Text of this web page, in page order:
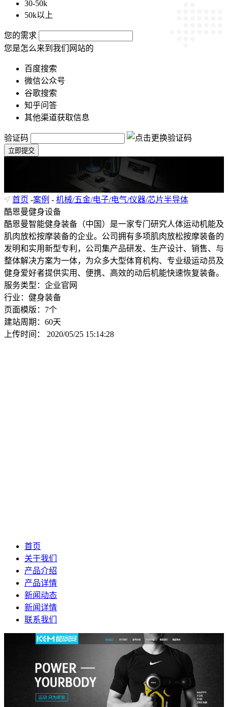
30-50k
50k以上
您的需求
您是怎么来到我们网站的
百度搜索
微信公众号
谷歌搜索
知乎问答
其他渠道获取信息
验证码
立即提交
首页 -案例 - 机械/五金/电子/电气/仪器/芯片半导体
酷恩曼健身设备
酷恩曼智能健身装备（中国）是一家专门研究人体运动机能及
肌肉放松按摩装备的企业。公司拥有多项肌肉放松按摩装备的
发明和实用新型专利，公司集产品研发、生产设计、销售、与
整体解决方案为一体，为众多大型体育机构、专业级运动员及
健身爱好者提供实用、便携、高效的动后机能快速恢复装备。
服务类型：企业官网
行业：健身装备
页面模版：7个
建站周期：60天
上传时间： 2020/05/25 15:14:28
首页
关于我们
产品介绍
产品详情
新闻动态
新闻详情
联系我们